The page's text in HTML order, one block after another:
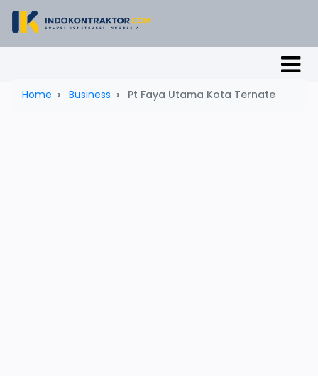
Home Business Pt Faya Utama Kota Ternate